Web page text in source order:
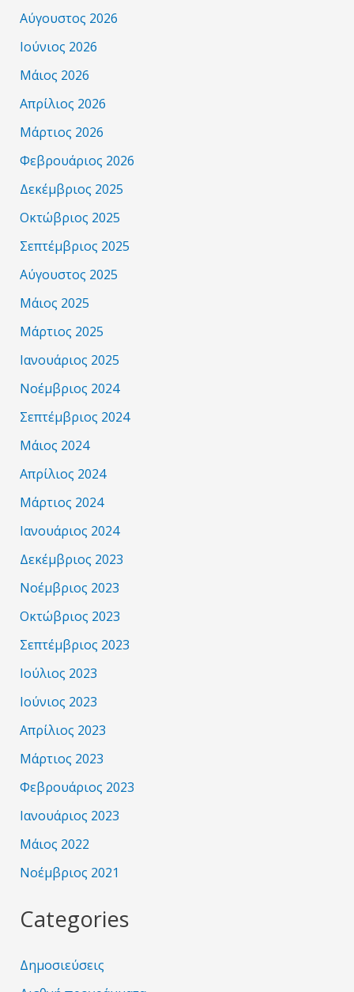
Αύγουστος 2026
Ιούνιος 2026
Μάιος 2026
Απρίλιος 2026
Μάρτιος 2026
Φεβρουάριος 2026
Δεκέμβριος 2025
Οκτώβριος 2025
Σεπτέμβριος 2025
Αύγουστος 2025
Μάιος 2025
Μάρτιος 2025
Ιανουάριος 2025
Νοέμβριος 2024
Σεπτέμβριος 2024
Μάιος 2024
Απρίλιος 2024
Μάρτιος 2024
Ιανουάριος 2024
Δεκέμβριος 2023
Νοέμβριος 2023
Οκτώβριος 2023
Σεπτέμβριος 2023
Ιούλιος 2023
Ιούνιος 2023
Απρίλιος 2023
Μάρτιος 2023
Φεβρουάριος 2023
Ιανουάριος 2023
Μάιος 2022
Νοέμβριος 2021
Categories
Δημοσιεύσεις